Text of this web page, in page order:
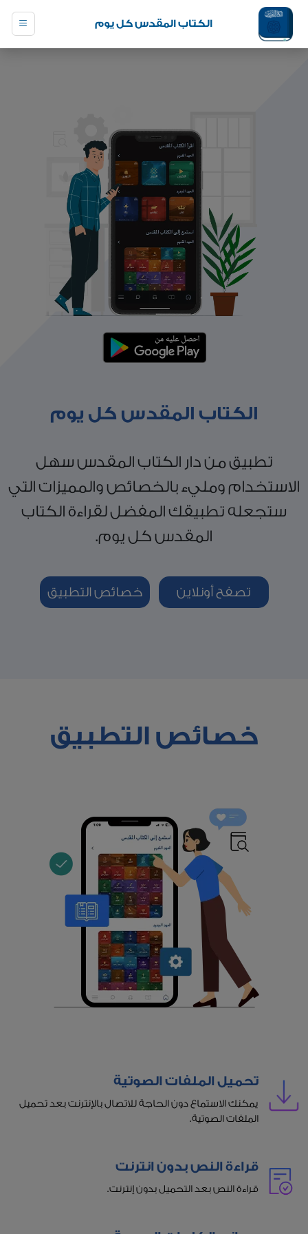
الكتاب المقدس كل يوم
الكتاب المقدس كل يوم
تطبيق من دار الكتاب المقدس سهل
الاستخدام ومليء بالخصائص والمميزات التي
ستجعله تطبيقك المفضل لقراءة الكتاب
المقدس كل يوم.
تصفح أونلاين خصائص التطبيق
خصائص التطبيق
تحميل الملفات الصوتية
يمكنك الاستماع دون الحاجة للاتصال بالإنترنت بعد تحميل
الملفات الصوتية.
قراءة النص بدون انترنت
قراءة النص بعد التحميل بدون إنترنت.